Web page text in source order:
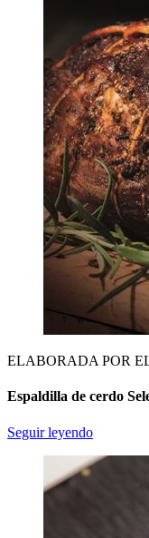
ELABORADA POR
Espaldilla de cerdo
Seguir leyendo